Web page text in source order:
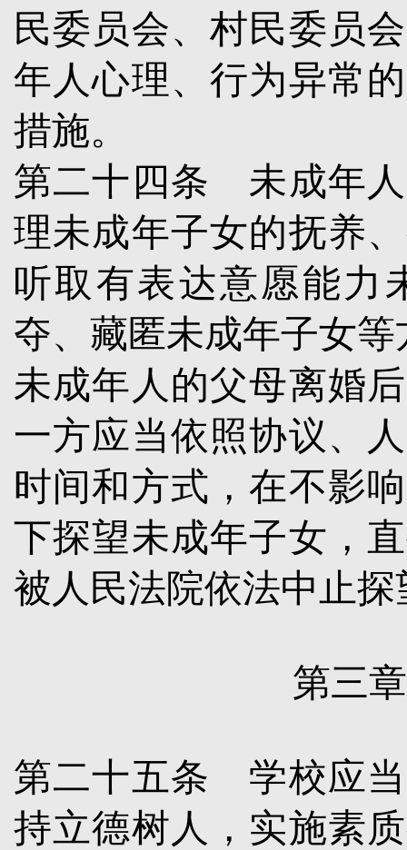
民委员会、村民委员
年人心理、行为异常
措施。
第二十四条 未成年人
理未成年子女的抚养
听取有表达意愿能力
夺、藏匿未成年子女
未成年人的父母离婚
一方应当依照协议、
时间和方式，在不影
下探望未成年子女，
被人民法院依法中止
第三
第二十五条 学校应当
持立德树人，实施素